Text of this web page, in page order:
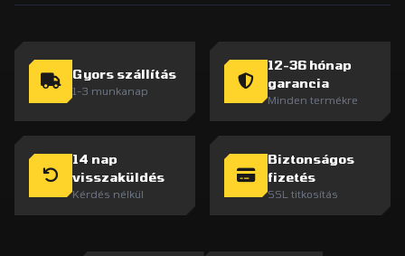
Gyors szállítás
1-3 munkanap
12-36 hónap
garancia
Minden termékre
14 nap
visszaküldés
Kérdés nélkül
Biztonságos
fizetés
SSL titkosítás